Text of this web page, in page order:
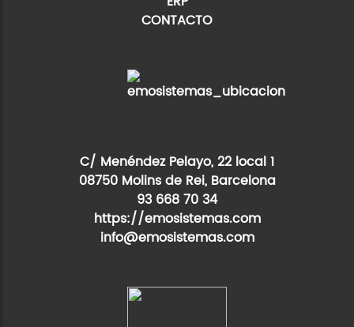
CONTACTO
C/ Menéndez Pelayo, 22 local 1
08750 Molins de Rei, Barcelona
93 668 70 34
https://emosistemas.com
info@emosistemas.com